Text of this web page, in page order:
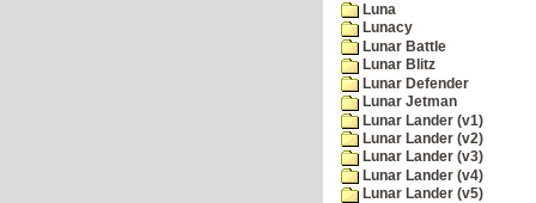
Luna
Lunacy
Lunar Battle
Lunar Blitz
Lunar Defender
Lunar Jetman
Lunar Lander (v1)
Lunar Lander (v2)
Lunar Lander (v3)
Lunar Lander (v4)
Lunar Lander (v5)